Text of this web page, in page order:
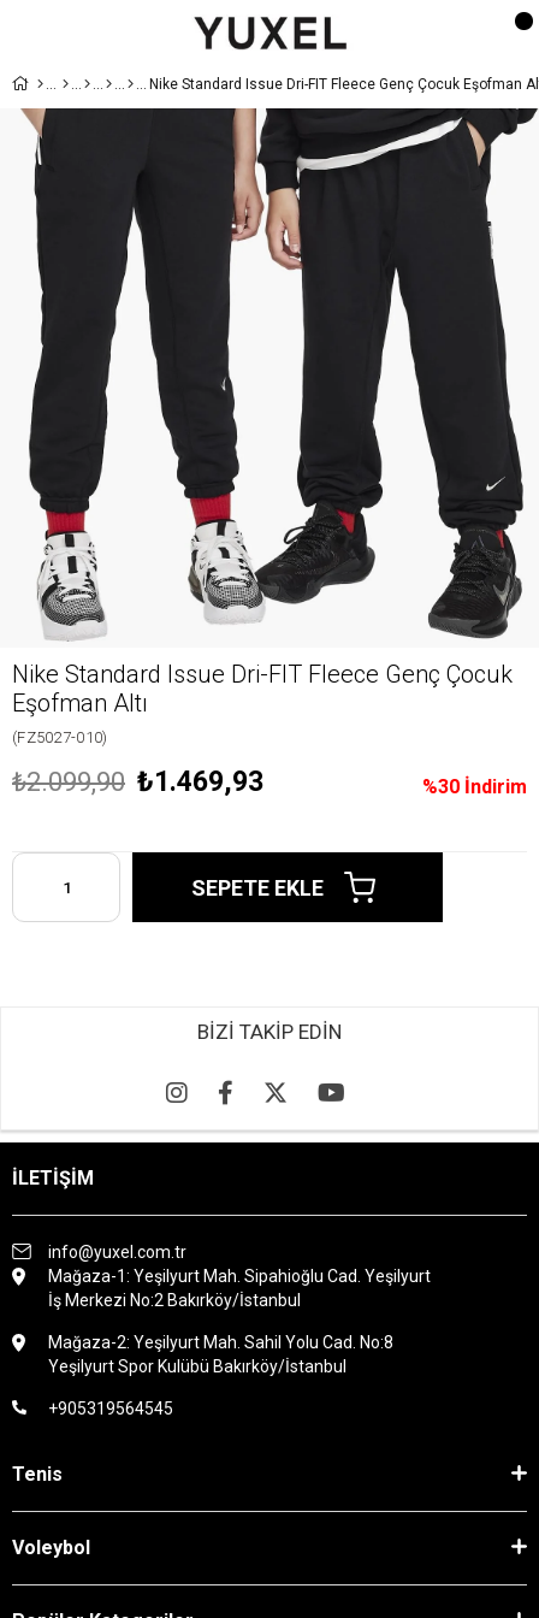
Nike Standard Issue Dri-FIT Fleece Genç Çocuk Eşofman
Nike Standard Issue Dri-FIT Fleece Genç Çocuk
Eşofman Altı
(FZ5027-010)
%30 İndirim
₺2.099,90 ₺1.469,93
BİZİ TAKİP EDİN
İLETİŞİM
info@yuxel.com.tr
Mağaza-1: Yeşilyurt Mah. Sipahioğlu Cad. Yeşilyurt
İş Merkezi No:2 Bakırköy/İstanbul
Mağaza-2: Yeşilyurt Mah. Sahil Yolu Cad. No:8
Yeşilyurt Spor Kulübü Bakırköy/İstanbul
+905319564545
Tenis
Voleybol